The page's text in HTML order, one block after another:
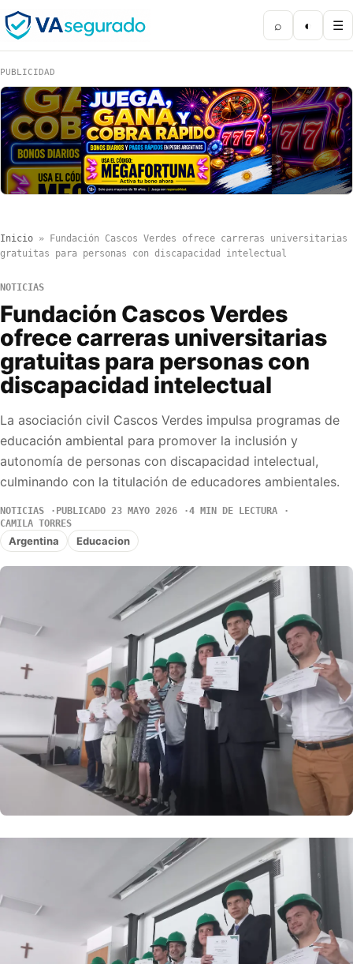
⌕ ◐ ☰
PUBLICIDAD
Inicio »
Fundación Cascos Verdes ofrece carreras universitarias
gratuitas para personas con discapacidad intelectual
NOTICIAS
Fundación Cascos Verdes
ofrece carreras universitarias
gratuitas para personas con
discapacidad intelectual
La asociación civil Cascos Verdes impulsa programas de
educación ambiental para promover la inclusión y
autonomía de personas con discapacidad intelectual,
culminando con la titulación de educadores ambientales.
NOTICIAS PUBLICADO 23 MAYO 2026
4 MIN DE LECTURA
CAMILA TORRES
Argentina Educacion